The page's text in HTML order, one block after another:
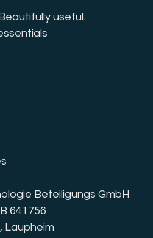
useful.
Beteiligungs GmbH
641756
Laupheim